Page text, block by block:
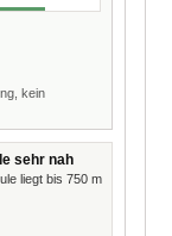
kein
sehr nah
liegt bis 750 m